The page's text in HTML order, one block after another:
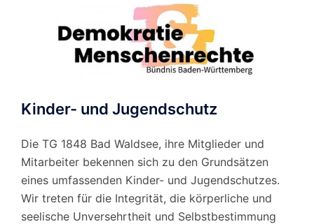
Kinder- und Jugendschutz
Die TG 1848 Bad Waldsee, ihre Mitglieder und
Mitarbeiter bekennen sich zu den Grundsätzen
eines umfassenden Kinder- und Jugendschutzes.
Wir treten für die Integrität, die körperliche und
seelische Unversehrtheit und Selbstbestimmung